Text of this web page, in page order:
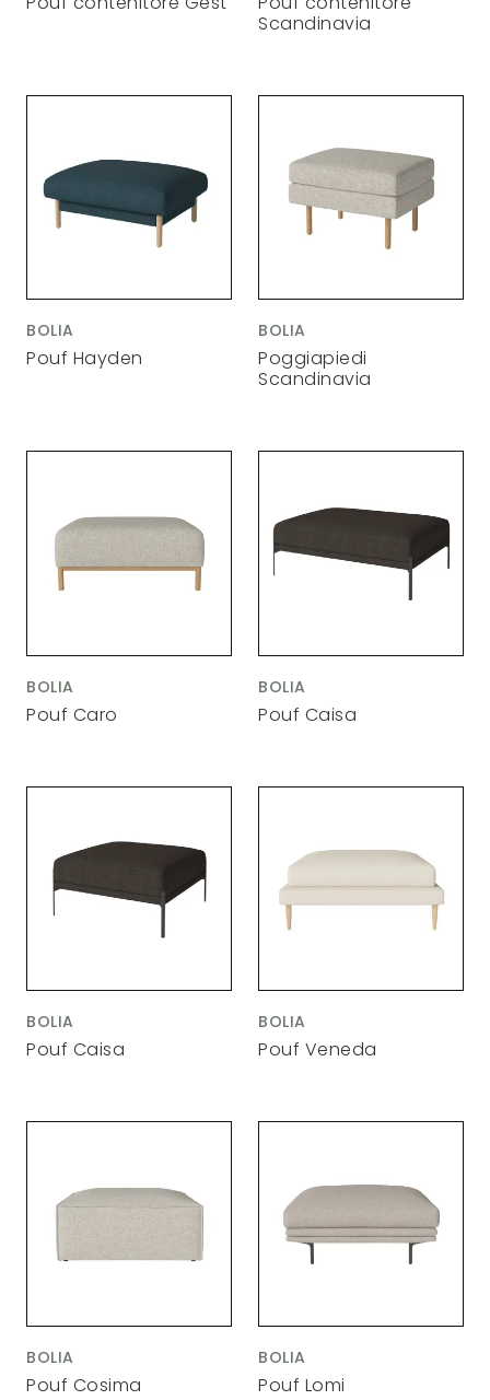
Scandinavia
BOLIA
Pouf Hayden
BOLIA
Poggiapiedi
Scandinavia
BOLIA
Pouf Caro
BOLIA
Pouf Caisa
BOLIA
Pouf Caisa
BOLIA
Pouf Veneda
BOLIA
Pouf Cosima
BOLIA
Pouf Lomi